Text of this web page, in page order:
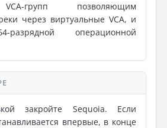
групп позволяющим
через виртуальные VCA, и
разрядной операционной
закройте Sequoia. Если
впервые, в конце